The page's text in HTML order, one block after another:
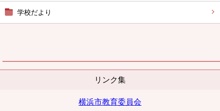
学校だより
リンク集
横浜市教育委員会